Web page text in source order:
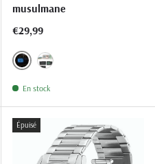
musulmane
Prix habituel
€29,99
NOIR.01GOLD.77
En stock
Épuisé